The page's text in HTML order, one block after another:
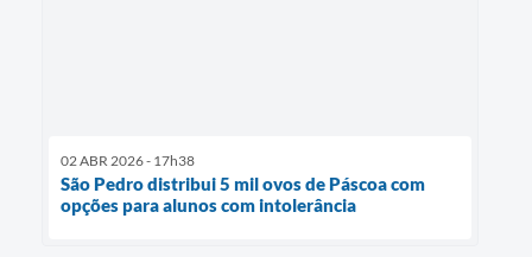
02 ABR 2026 - 17h38
São Pedro distribui 5 mil ovos de Páscoa com
opções para alunos com intolerância